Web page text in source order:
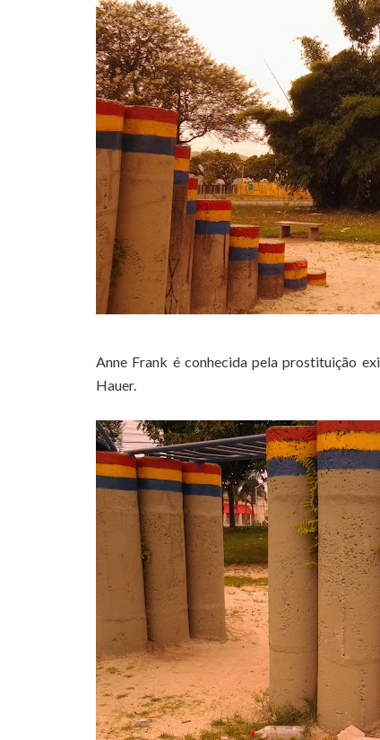
Anne Frank é conhecida pela prostituição
Hauer.